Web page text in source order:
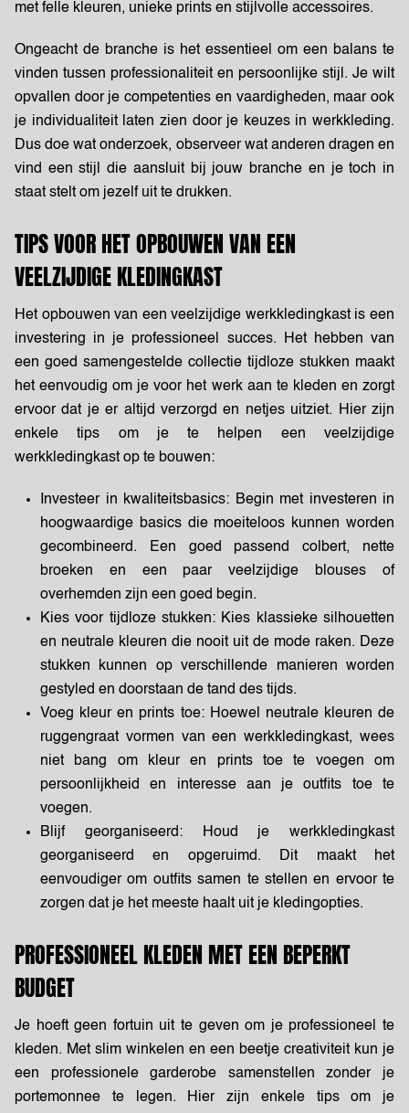
met felle kleuren, unieke prints en stijlvolle accessoires.
Ongeacht de branche is het essentieel om een balans te
vinden tussen professionaliteit en persoonlijke stijl. Je wilt
opvallen door je competenties en vaardigheden, maar ook
je individualiteit laten zien door je keuzes in werkkleding.
Dus doe wat onderzoek, observeer wat anderen dragen en
vind een stijl die aansluit bij jouw branche en je toch in
staat stelt om jezelf uit te drukken.
TIPS VOOR HET OPBOUWEN VAN EEN
VEELZIJDIGE KLEDINGKAST
Het opbouwen van een veelzijdige werkkledingkast is een
investering in je professioneel succes. Het hebben van
een goed samengestelde collectie tijdloze stukken maakt
het eenvoudig om je voor het werk aan te kleden en zorgt
ervoor dat je er altijd verzorgd en netjes uitziet. Hier zijn
enkele tips om je te helpen een veelzijdige
werkkledingkast op te bouwen:
Investeer in kwaliteitsbasics: Begin met investeren in
hoogwaardige basics die moeiteloos kunnen worden
gecombineerd. Een goed passend colbert, nette
broeken en een paar veelzijdige blouses of
overhemden zijn een goed begin.
Kies voor tijdloze stukken: Kies klassieke silhouetten
en neutrale kleuren die nooit uit de mode raken. Deze
stukken kunnen op verschillende manieren worden
gestyled en doorstaan de tand des tijds.
Voeg kleur en prints toe:Hoewel neutrale kleuren de
ruggengraat vormen van een werkkledingkast, wees
niet bang om kleur en prints toe te voegen om
persoonlijkheid en interesse aan je outfits toe te
voegen.
Blijf georganiseerd:
Houd je werkkledingkast
georganiseerd en opgeruimd. Dit maakt het
eenvoudiger om outfits samen te stellen en ervoor te
zorgen dat je het meeste haalt uit je kledingopties.
PROFESSIONEEL KLEDEN MET EEN BEPERKT
BUDGET
Je hoeft geen fortuin uit te geven om je professioneel te
kleden. Met slim winkelen en een beetje creativiteit kun je
een professionele garderobe samenstellen zonder je
portemonnee te legen. Hier zijn enkele tips om je